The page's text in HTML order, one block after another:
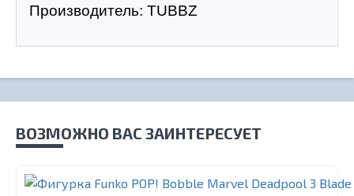
Производитель: TUBBZ
ВОЗМОЖНО ВАС ЗАИНТЕРЕСУЕТ